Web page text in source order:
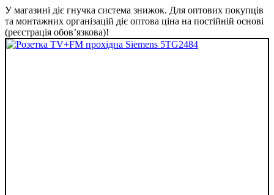
У магазині діє гнучка система знижок. Для оптових покупців
та монтажних організацій діє оптова ціна на постійній основі
(реєстрація обов’язкова)!